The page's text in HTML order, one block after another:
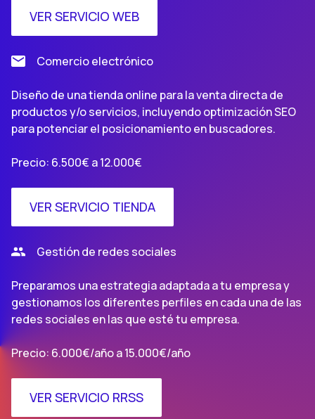
VER SERVICIO WEB
Comercio electrónico
Diseño de una tienda online para la venta directa de
productos y/o servicios, incluyendo optimización SEO
para potenciar el posicionamiento en buscadores.
Precio: 6.500€ a 12.000€
VER SERVICIO TIENDA
Gestión de redes sociales
Preparamos una estrategia adaptada a tu empresa y
gestionamos los diferentes perfiles en cada una de las
redes sociales en las que esté tu empresa.
Precio: 6.000€/año a 15.000€/año
VER SERVICIO RRSS